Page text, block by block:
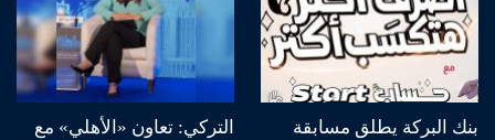
بنك البركة يطلق مسابقة
التركي: تعاون «الأهلي» مع